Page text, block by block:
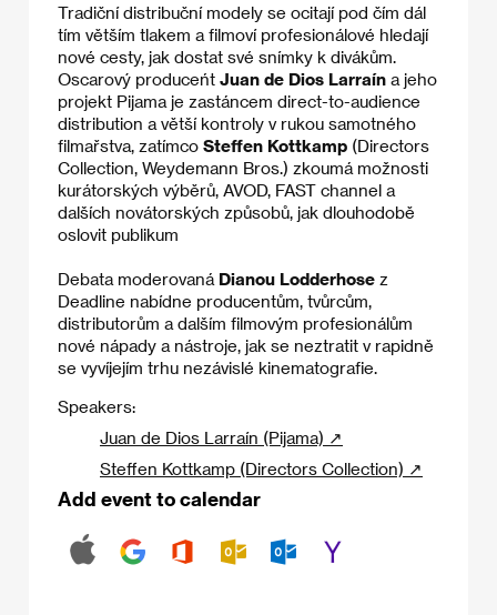
Tradiční distribuční modely se ocitají pod čím dál
tím větším tlakem a filmoví profesionálové hledají
nové cesty, jak dostat své snímky k divákům.
Oscarový produceńt Juan de Dios Larraín a jeho
projekt Pijama je zastáncem direct-to-audience
distribution a větší kontroly v rukou samotného
filmařstva, zatímco Steffen Kottkamp (Directors
Collection, Weydemann Bros.) zkoumá možnosti
kurátorských výběrů, AVOD, FAST channel a
dalších novátorských způsobů, jak dlouhodobě
oslovit publikum
Debata moderovaná Dianou Lodderhose z
Deadline nabídne producentům, tvůrcům,
distributorům a dalším filmovým profesionálům
nové nápady a nástroje, jak se neztratit v rapidně
se vyvíjejím trhu nezávislé kinematografie.
Speakers:
Juan de Dios Larraín (Pijama) ↗
Steffen Kottkamp (Directors Collection) ↗
Add event to calendar